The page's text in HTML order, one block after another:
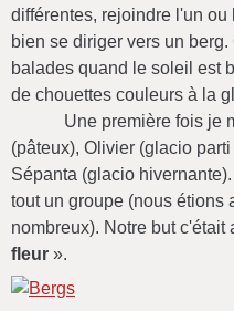
différentes, rejoindre l'un
bien se diriger vers un
balades quand le soleil est
de chouettes couleurs à la
Une première fois je
(pâteux), Olivier (glacio
Sépanta (glacio
tout un groupe (nous étions
nombreux). Notre but c'était
fleur ».